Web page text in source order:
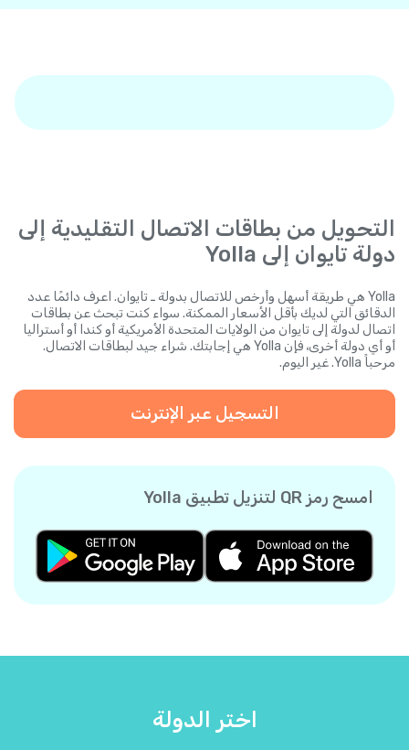
التحويل من بطاقات الاتصال التقليدية إلى
دولة تايوان إلى Yolla
Yolla هي طريقة أسهل وأرخص للاتصال بدولة ـ تايوان. اعرف دائمًا عدد
الدقائق التي لديك بأقل الأسعار الممكنة. سواء كنت تبحث عن بطاقات
اتصال لدولة إلى تايوان من الولايات المتحدة الأمريكية أو كندا أو أستراليا
أو أي دولة أخرى، فإن Yolla هي إجابتك. شراء جيد لبطاقات الاتصال.
مرحباً Yolla. غير اليوم.
التسجيل عبر الإنترنت
امسح رمز QR لتنزيل تطبيق Yolla
اختر الدولة